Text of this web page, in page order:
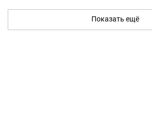
Показать ещё